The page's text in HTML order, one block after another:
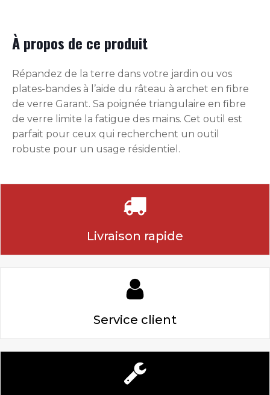
À propos de ce produit
Répandez de la terre dans votre jardin ou vos
plates-bandes à l’aide du râteau à archet en fibre
de verre Garant. Sa poignée triangulaire en fibre
de verre limite la fatigue des mains. Cet outil est
parfait pour ceux qui recherchent un outil
robuste pour un usage résidentiel.
Livraison rapide
Service client